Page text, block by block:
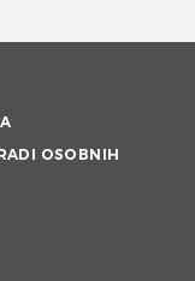
OSOBNIH